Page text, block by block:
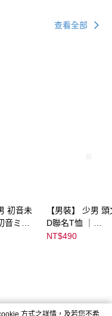
查看全部
初音未
ミク)
【男裝】 少男
D聯名T恤 ｜
NT$490
方式之詳情，及若您不希